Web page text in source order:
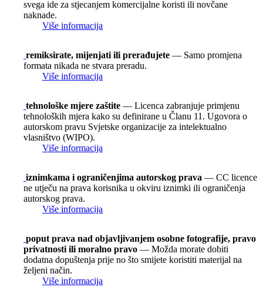
svega ide za stjecanjem komercijalne koristi ili novčane
naknade.
Više informacija
remiksirate, mijenjati ili prerađujete — Samo promjena
formata nikada ne stvara preradu.
Više informacija
tehnološke mjere zaštite — Licenca zabranjuje primjenu
tehnoloških mjera kako su definirane u Članu 11. Ugovora o
autorskom pravu Svjetske organizacije za intelektualno
vlasništvo (WIPO).
Više informacija
iznimkama i ograničenjima autorskog prava — CC licence
ne utječu na prava korisnika u okviru iznimki ili ograničenja
autorskog prava.
Više informacija
poput prava nad objavljivanjem osobne fotografije, pravo
privatnosti ili moralno pravo — Možda morate dobiti
dodatna dopuštenja prije no što smijete koristiti materijal na
željeni način.
Više informacija